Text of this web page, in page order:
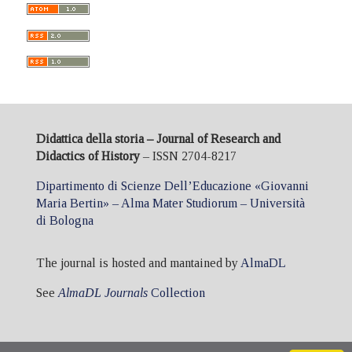
Didattica della storia – Journal of Research and
Didactics of History– ISSN 2704-8217
Dipartimento di Scienze Dell’Educazione «Giovanni
Maria Bertin» – Alma Mater Studiorum – Università
di Bologna
The journal is hosted and mantained by AlmaDL
See AlmaDL JournalsCollection